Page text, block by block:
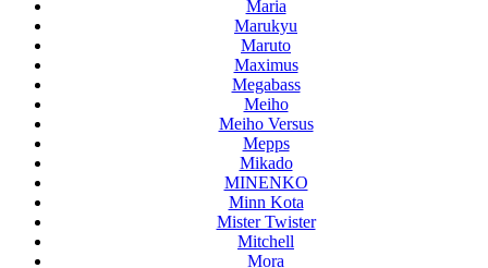
Maria
Marukyu
Maruto
Maximus
Megabass
Meiho
Meiho Versus
Mepps
Mikado
MINENKO
Minn Kota
Mister Twister
Mitchell
Mora